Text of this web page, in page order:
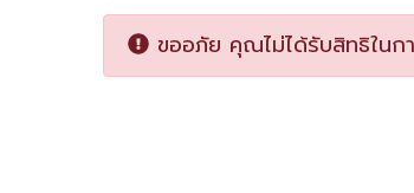
ขออภัย คุณไม่ได้รับสิทธิในก